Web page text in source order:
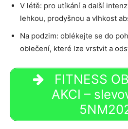
V létě: pro utíkání a další
lehkou, prodyšnou a vlhkost
Na podzim: oblékejte se do
oblečení, které lze vrstvit a
FITNESS
AKCI –